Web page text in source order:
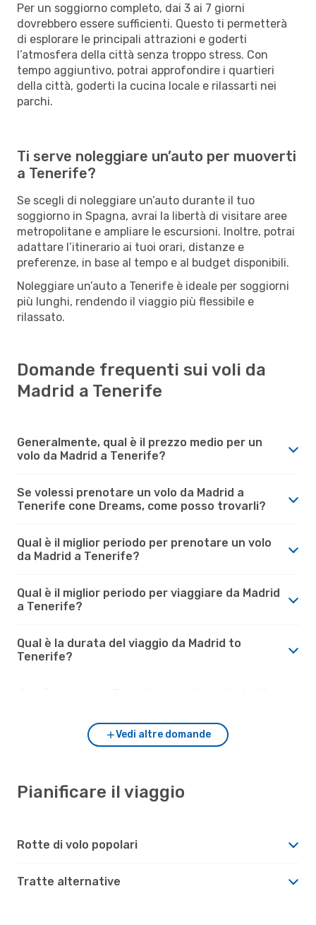
Per un soggiorno completo, dai 3 ai 7 giorni
dovrebbero essere sufficienti. Questo ti permetterà
di esplorare le principali attrazioni e goderti
l’atmosfera della città senza troppo stress. Con
tempo aggiuntivo, potrai approfondire i quartieri
della città, goderti la cucina locale e rilassarti nei
parchi.
Ti serve noleggiare un’auto per muoverti
a Tenerife?
Se scegli di noleggiare un’auto durante il tuo
soggiorno in Spagna, avrai la libertà di visitare aree
metropolitane e ampliare le escursioni. Inoltre, potrai
adattare l’itinerario ai tuoi orari, distanze e
preferenze, in base al tempo e al budget disponibili.
Noleggiare un’auto a Tenerife è ideale per soggiorni
più lunghi, rendendo il viaggio più flessibile e
rilassato.
Domande frequenti sui voli da
Madrid a Tenerife
Generalmente, qual è il prezzo medio per un
volo da Madrid a Tenerife?
Se volessi prenotare un volo da Madrid a
Tenerife cone Dreams, come posso trovarli?
Qual è il miglior periodo per prenotare un volo
da Madrid a Tenerife?
Qual è il miglior periodo per viaggiare da Madrid
a Tenerife?
Qual è la durata del viaggio da Madrid to
Tenerife?
Vedi altre domande
Pianificare il viaggio
Rotte di volo popolari
Tratte alternative